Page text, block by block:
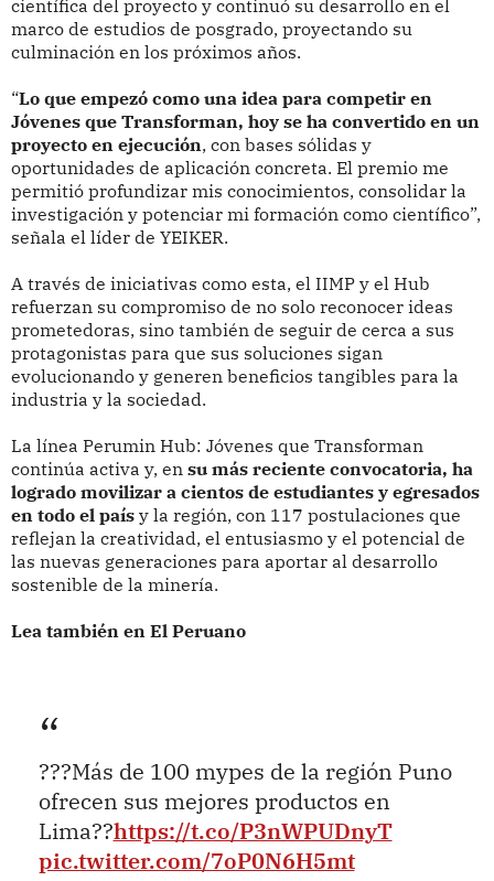
científica del proyecto y continuó su desarrollo en el
marco de estudios de posgrado, proyectando su
culminación en los próximos años.
“Lo que empezó como una idea para competir en
Jóvenes que Transforman, hoy se ha convertido en un
proyecto en ejecución, con bases sólidas y
oportunidades de aplicación concreta. El premio me
permitió profundizar mis conocimientos, consolidar la
investigación y potenciar mi formación como científico”,
señala el líder de YEIKER.
A través de iniciativas como esta, el IIMP y el Hub
refuerzan su compromiso de no solo reconocer ideas
prometedoras, sino también de seguir de cerca a sus
protagonistas para que sus soluciones sigan
evolucionando y generen beneficios tangibles para la
industria y la sociedad.
La línea Perumin Hub: Jóvenes que Transforman
continúa activa y, en su más reciente convocatoria, ha
logrado movilizar a cientos de estudiantes y egresados
en todo el paísy la región, con 117 postulaciones que
reflejan la creatividad, el entusiasmo y el potencial de
las nuevas generaciones para aportar al desarrollo
sostenible de la minería.
Lea también en El Peruano
???Más de 100 mypes de la región Puno
ofrecen sus mejores productos en
Lima??https://t.co/P3nWPUDnyT
pic.twitter.com/7oP0N6H5mt